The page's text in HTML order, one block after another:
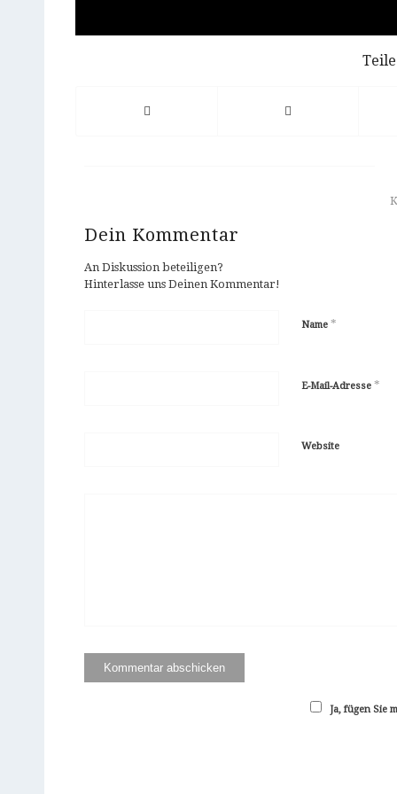
Dein Kommentar
An Diskussion beteiligen?
Hinterlasse uns Deinen Kommentar!
Name *
E-Mail-Adresse *
Website
Ja, fügen Sie